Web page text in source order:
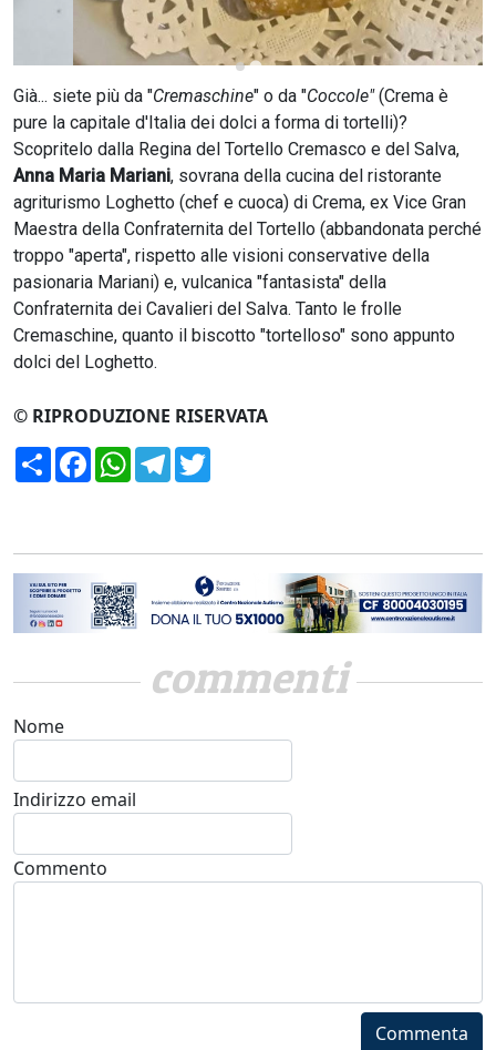
Già... siete più da "Cremaschine" o da "Coccole"(Crema è
pure la capitale d'Italia dei dolci a forma di tortelli)?
Scopritelo dalla Regina del Tortello Cremasco e del Salva,
Anna Maria Mariani, sovrana della cucina del ristorante
agriturismo Loghetto (chef e cuoca) di Crema, ex Vice Gran
Maestra della Confraternita del Tortello (abbandonata perché
troppo "aperta", rispetto alle visioni conservative della
pasionaria Mariani) e, vulcanica "fantasista" della
Confraternita dei Cavalieri del Salva. Tanto le frolle
Cremaschine, quanto il biscotto "tortelloso" sono appunto
dolci del Loghetto.
© RIPRODUZIONE RISERVATA
CondividiFacebookWhatsApp
Telegram
commenti
Nome
Indirizzo email
Commento
Commenta